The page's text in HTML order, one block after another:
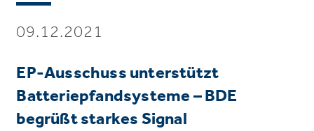
09.12.2021
EP-Ausschuss unterstützt
Batteriepfandsysteme – BDE
begrüßt starkes Signal